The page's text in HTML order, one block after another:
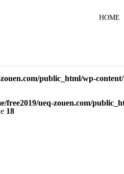
HOME
public_html/wp-
free2019/ueq-zouen.com/
18